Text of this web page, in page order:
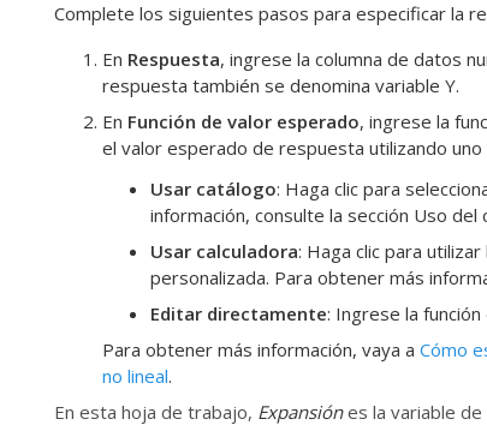
Complete los siguientes pasos para especificar la
En Respuesta, ingrese la columna de datos
respuesta también se denomina variable Y.
En Función de valor esperado, ingrese la
el valor esperado de respuesta utilizando
Usar catálogo: Haga clic para
información, consulte la sección Uso del
Usar calculadora: Haga clic para
personalizada. Para obtener más
Editar directamente: Ingrese la
Para obtener más información, vaya a Cómo
no lineal.
En esta hoja de trabajo, Expansiónes la variable de